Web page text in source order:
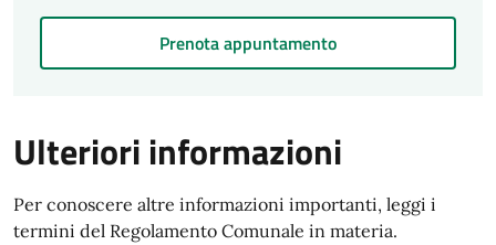
Prenota appuntamento
Ulteriori informazioni
Per conoscere altre informazioni importanti, leggi i
termini del Regolamento Comunale in materia.